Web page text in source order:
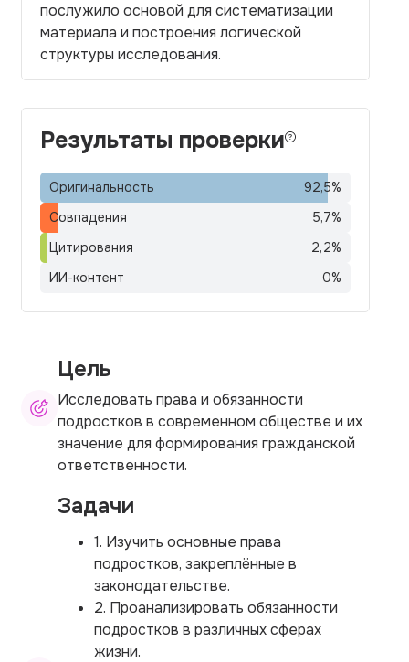
послужило основой для систематизации
материала и построения логической
структуры исследования.
Результаты проверки
Оригинальность 92,5%
Совпадения
5,7%
Цитирования
2,2%
ИИ-контент
0%
Цель
Исследовать права и обязанности
подростков в современном обществе и их
значение для формирования гражданской
ответственности.
Задачи
1. Изучить основные права
подростков, закреплённые в
законодательстве.
2. Проанализировать обязанности
подростков в различных сферах
жизни.